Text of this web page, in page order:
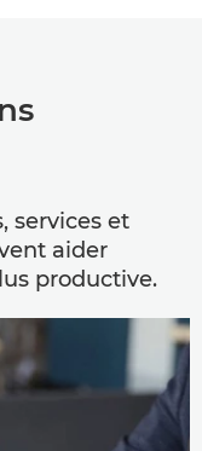
services et
aider
productive.